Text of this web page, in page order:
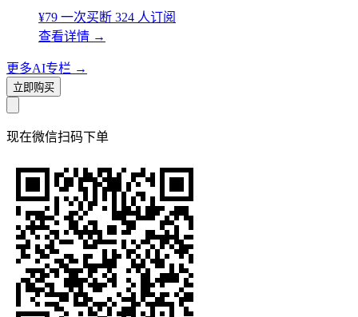
¥79 一次买断 324 人订阅
查看详情 →
更多AI专栏 →
立即购买
现在微信扫码下单